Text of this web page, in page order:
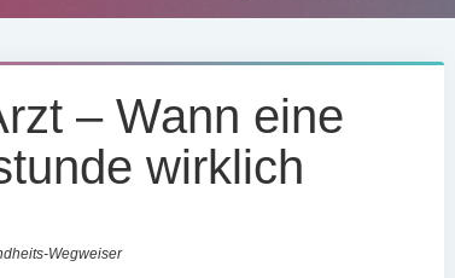
– Wann eine
wirklich
Wegweiser